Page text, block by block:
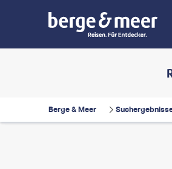
Berge & Meer